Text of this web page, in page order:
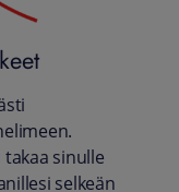
sinulle
selkeän